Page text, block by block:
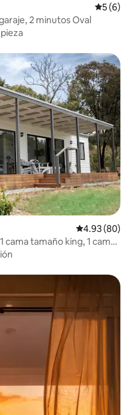
5 (6)
2 minutos Oval
Calificación
4.93 (80)
tamaño king, 1 cama